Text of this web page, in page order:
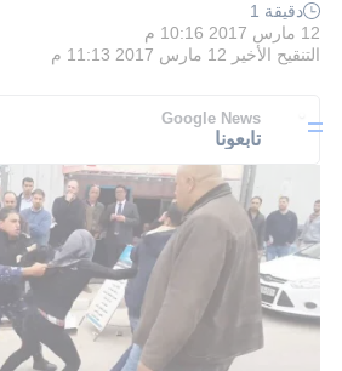
دقيقة 1
12 مارس 2017 10:16 م
التنقيح الأخير 12 مارس 2017 11:13 م
Google News
تابعونا